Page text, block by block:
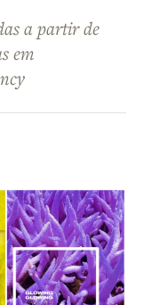
a partir de
em